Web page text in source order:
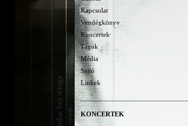
Kapcsolat
Vendégkönyv
Koncertek
Tagok
Média
Sajtó
Linkek
KONCERTEK